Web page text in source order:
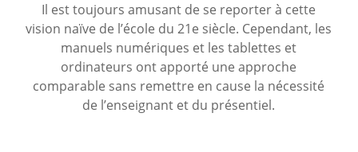
Il est toujours amusant de se reporter à cette
vision naïve de l’école du 21e siècle. Cependant, les
manuels numériques et les tablettes et
ordinateurs ont apporté une approche
comparable sans remettre en cause la nécessité
de l’enseignant et du présentiel.